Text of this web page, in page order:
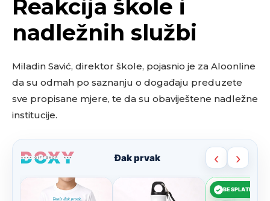
Reakcija škole i
nadležnih službi
Miladin Savić, direktor škole, pojasnio je za Aloonline
da su odmah po saznanju o događaju preduzete
sve propisane mjere, te da su obaviještene nadležne
institucije.